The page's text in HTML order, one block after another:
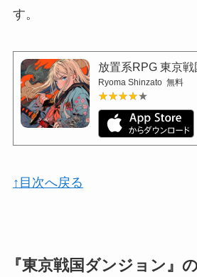
す。
放置系RPG 東京
Ryoma Shinzato 無料
★★★★★
★★★★★
↑目次へ戻る
『東京戦国ダンジョン』